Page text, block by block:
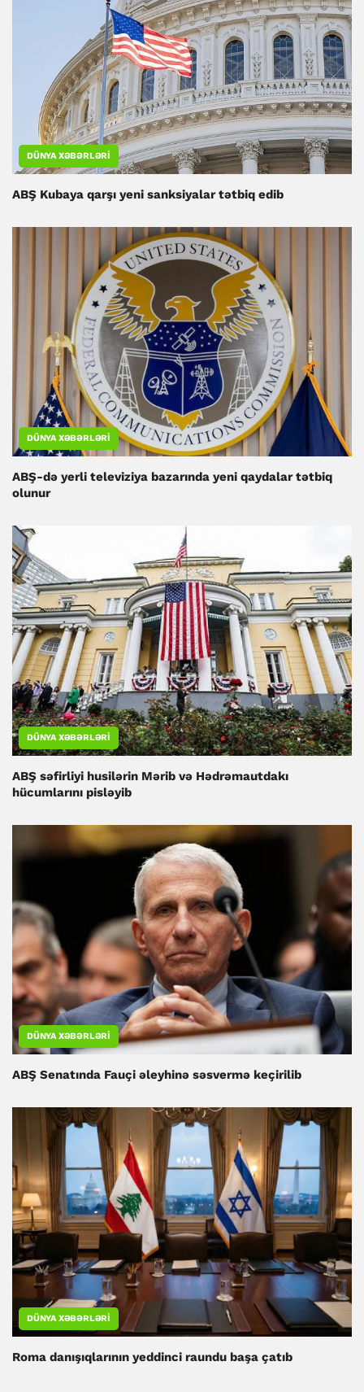
DÜNYA XƏBƏRLƏRI
ABŞ Kubaya qarşı yeni sanksiyalar tətbiq edib
DÜNYA XƏBƏRLƏRI
ABŞ-də yerli televiziya bazarında yeni qaydalar tətbiq
olunur
DÜNYA XƏBƏRLƏRI
ABŞ səfirliyi husilərin Mərib və Hədrəmautdakı
hücumlarını pisləyib
DÜNYA XƏBƏRLƏRI
ABŞ Senatında Fauçi əleyhinə səsvermə keçirilib
DÜNYA XƏBƏRLƏRI
Roma danışıqlarının yeddinci raundu başa çatıb